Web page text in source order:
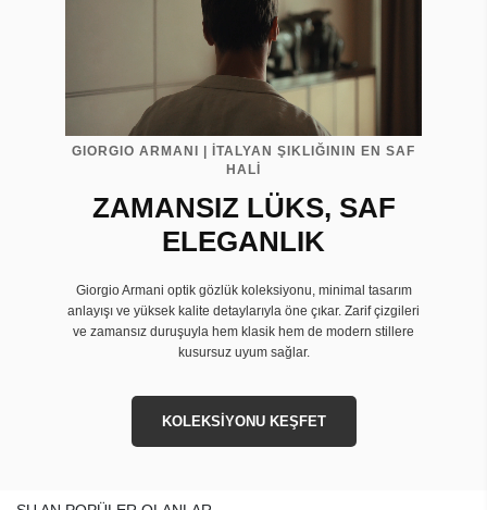
GIORGIO ARMANI | İTALYAN ŞIKLIĞININ EN SAF
HALİ
ZAMANSIZ LÜKS, SAF
ELEGANLIK
Giorgio Armani optik gözlük koleksiyonu, minimal tasarım
anlayışı ve yüksek kalite detaylarıyla öne çıkar. Zarif çizgileri
ve zamansız duruşuyla hem klasik hem de modern stillere
kusursuz uyum sağlar.
KOLEKSİYONU KEŞFET